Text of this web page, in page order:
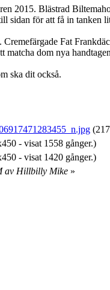
2015. Blästrad
sidan för att få in tanken
Fat
dom nya
ska dit också.
- visat 1558 gånger.)
- visat 1420 gånger.)
av Hillbilly Mike»